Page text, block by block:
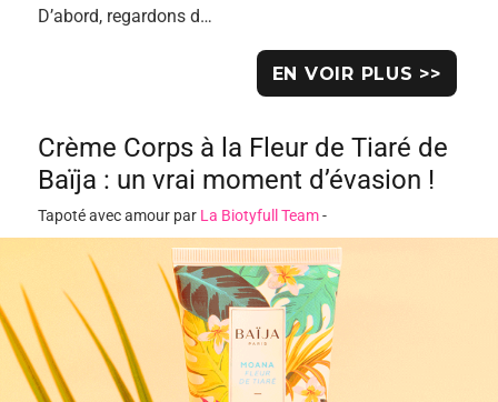
D’abord, regardons d…
EN VOIR PLUS >>
Crème Corps à la Fleur de Tiaré de
Baïja : un vrai moment d’évasion !
Tapoté avec amour par La Biotyfull Team-